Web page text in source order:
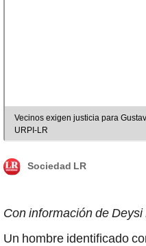
Vecinos exigen justicia para Gustavo,
URPI-LR
Sociedad LR
Con información de
Un hombre identificado